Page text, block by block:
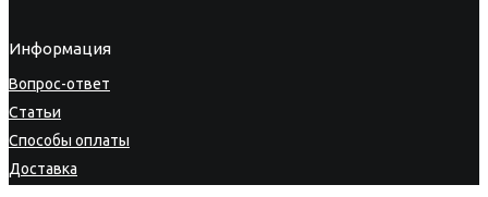
Информация
Вопрос-ответ
Статьи
Способы оплаты
Доставка